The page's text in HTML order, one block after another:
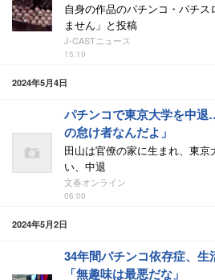
自身の作品のパチンコ・パチ
ません」と投稿
J-CASTニュース
15:19
2024年5月4日
パチンコで東京大学を中
の怠け者なんだよ」
田山は官僚の家に生まれ、東
い、中退
文春オンライン
06:00
2024年5月2日
34年間パチンコ依存症、
「無趣味は最悪だな」